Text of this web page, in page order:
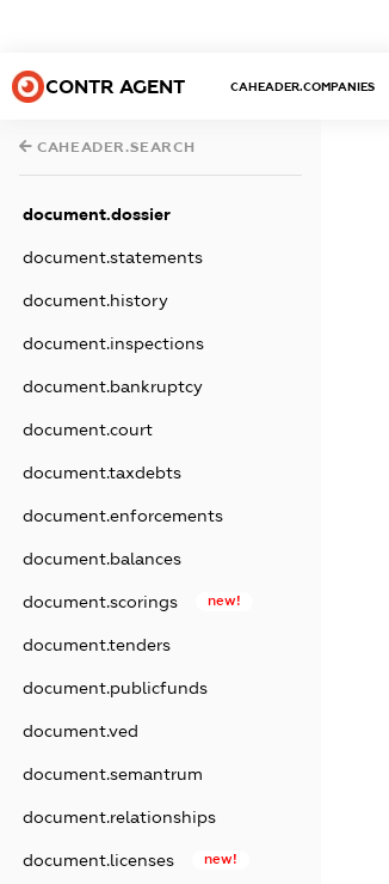
CONTR AGENT CAHEADER.COMPANIES
CAHEADER.SEARCH
document.dossier
document.statements
document.history
document.inspections
document.bankruptcy
document.court
document.taxdebts
document.enforcements
document.balances
document.scorings new!
document.tenders
document.publicfunds
document.ved
document.semantrum
document.relationships
document.licenses new!